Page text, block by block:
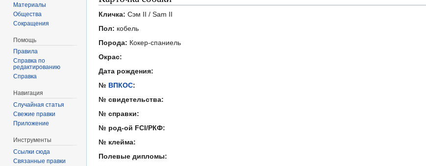
Кличка: Сэм II / Sam II
Пол: кобель
Порода: Кокер-спаниель
Окрас:
Дата рождения:
№ ВПКОС:
№ свидетельства:
№ справки:
№ род-ой FCI/РКФ:
№ клейма:
Полевые дипломы:
Материалы
Общества
Сокращения
Помощь
Правила
Справка по
редактированию
Справка
Навигация
Случайная статья
Свежие правки
Приложение
Инструменты
Ссылки сюда
Связанные правки